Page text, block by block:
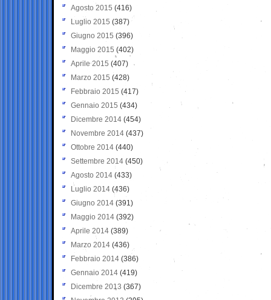
Agosto 2015 (416)
Luglio 2015 (387)
Giugno 2015 (396)
Maggio 2015 (402)
Aprile 2015 (407)
Marzo 2015 (428)
Febbraio 2015 (417)
Gennaio 2015 (434)
Dicembre 2014 (454)
Novembre 2014 (437)
Ottobre 2014 (440)
Settembre 2014 (450)
Agosto 2014 (433)
Luglio 2014 (436)
Giugno 2014 (391)
Maggio 2014 (392)
Aprile 2014 (389)
Marzo 2014 (436)
Febbraio 2014 (386)
Gennaio 2014 (419)
Dicembre 2013 (367)